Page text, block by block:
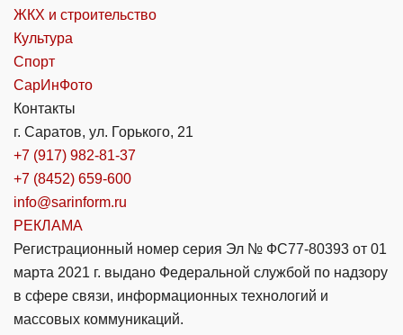
ЖКХ и строительство
Культура
Спорт
СарИнФото
Контакты
г. Саратов, ул. Горького, 21
+7 (917) 982-81-37
+7 (8452) 659-600
info@sarinform.ru
РЕКЛАМА
Регистрационный номер серия Эл № ФС77-80393 от 01
марта 2021 г. выдано Федеральной службой по надзору
в сфере связи, информационных технологий и
массовых коммуникаций.